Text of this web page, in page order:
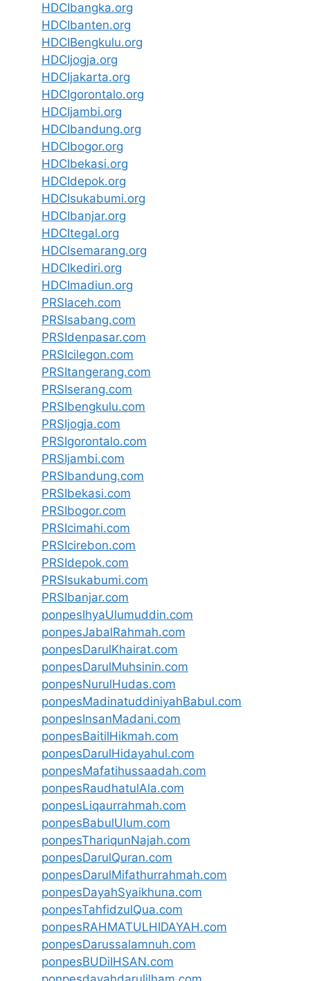
HDCIbangka.org
HDCIbanten.org
HDCIBengkulu.org
HDCIjogja.org
HDCIjakarta.org
HDCIgorontalo.org
HDCIjambi.org
HDCIbandung.org
HDCIbogor.org
HDCIbekasi.org
HDCIdepok.org
HDCIsukabumi.org
HDCIbanjar.org
HDCItegal.org
HDCIsemarang.org
HDCIkediri.org
HDCImadiun.org
PRSIaceh.com
PRSIsabang.com
PRSIdenpasar.com
PRSIcilegon.com
PRSItangerang.com
PRSIserang.com
PRSIbengkulu.com
PRSIjogja.com
PRSIgorontalo.com
PRSIjambi.com
PRSIbandung.com
PRSIbekasi.com
PRSIbogor.com
PRSIcimahi.com
PRSIcirebon.com
PRSIdepok.com
PRSIsukabumi.com
PRSIbanjar.com
ponpesIhyaUlumuddin.com
ponpesJabalRahmah.com
ponpesDarulKhairat.com
ponpesDarulMuhsinin.com
ponpesNurulHudas.com
ponpesMadinatuddiniyahBabul.com
ponpesInsanMadani.com
ponpesBaitilHikmah.com
ponpesDarulHidayahul.com
ponpesMafatihussaadah.com
ponpesRaudhatulAla.com
ponpesLiqaurrahmah.com
ponpesBabulUlum.com
ponpesThariqunNajah.com
ponpesDarulQuran.com
ponpesDarulMifathurrahmah.com
ponpesDayahSyaikhuna.com
ponpesTahfidzulQua.com
ponpesRAHMATULHIDAYAH.com
ponpesDarussalamnuh.com
ponpesBUDiIHSAN.com